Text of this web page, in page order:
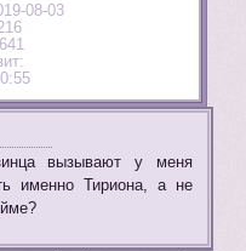
08-03
вызывают у меня
именно Тириона, а не